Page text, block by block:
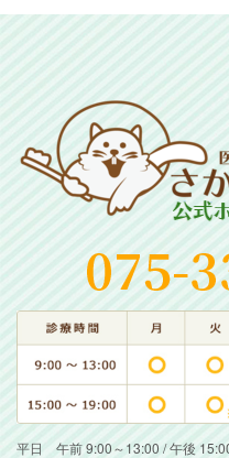
平日 午前 9:00～13:00 / 午後